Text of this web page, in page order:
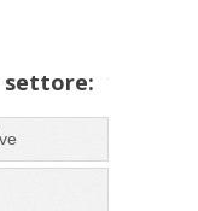
settore: